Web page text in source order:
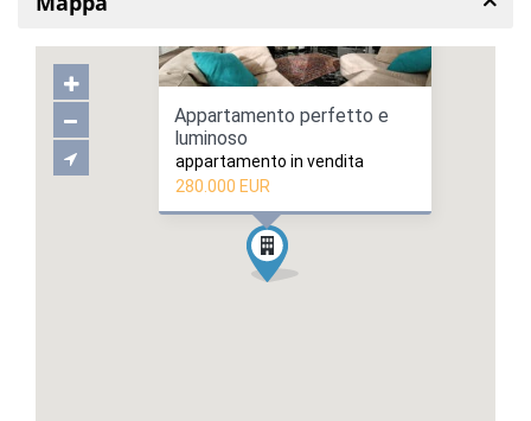
Appartamento perfetto e
luminoso
appartamento in vendita
280.000 EUR